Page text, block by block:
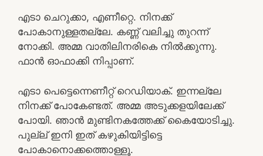
എടാ ചെറുക്കാ, എണീറ്റെ. നിനക്ക്
പോകാനുള്ളതല്ലേ. കണ്ണ് വലിച്ചു തുറന്ന്
നോക്കി. അമ്മ വാതിലിനരികെ നിൽക്കുന്നു.
ഫാൻ ഓഫാക്കി നിപ്പാണ്.
എടാ പെട്ടെന്നെണീറ്റ് റെഡിയാക്. ഇന്നല്ലേ
നിനക്ക് പോകേണ്ടത്. അമ്മ അടുക്കളയിലേക്ക്
പോയി. ഞാൻ മുണ്ടിനകത്തേക്ക് കൈയോടിച്ചു.
പുല്ല് ഇനി ഇത് കഴുകിയിട്ടിട്ടെ
പോകാനൊക്കത്തൊള്ളൂ.